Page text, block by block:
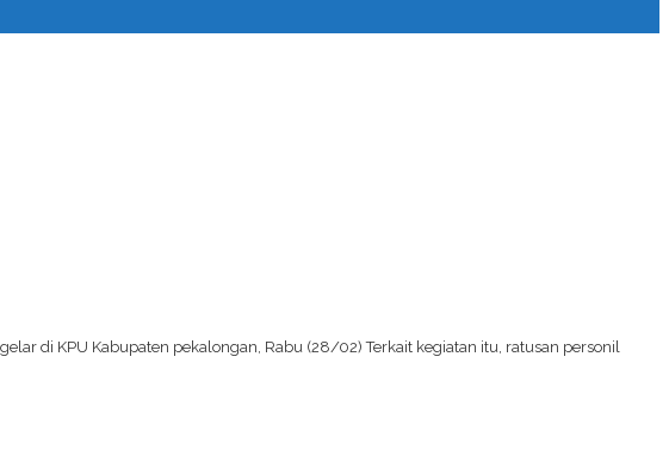
di KPU Kabupaten pekalongan, Rabu (28/02) Terkait kegiatan itu, ratusan personil